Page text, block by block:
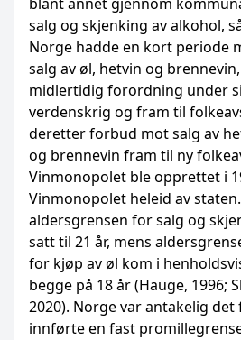
salg og skjenking av alkohol,
Norge hadde en kort periode
salg av øl, hetvin og
midlertidig forordning under
verdenskrig og fram til
deretter forbud mot salg av
og brennevin fram til ny
Vinmonopolet ble opprettet i
Vinmonopolet heleid av
aldersgrensen for salg og
satt til 21 år, mens
for kjøp av øl kom i
begge på 18 år (Hauge, 1996;
2020). Norge var antakelig
innførte en fast